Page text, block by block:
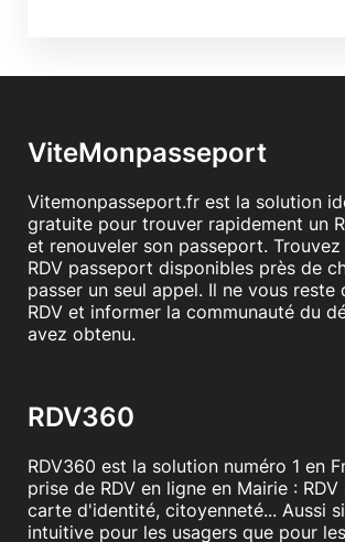
ViteMonpasseport
Vitemonpasseport.fr est la solution
gratuite pour trouver rapidement un
et renouveler son passeport.
RDV passeport disponibles près de
passer un seul appel. Il ne vous reste
RDV et informer la communauté du
avez obtenu.
RDV360
RDV360 est la solution numéro 1 en
prise de RDV en ligne en Mairie :
carte d'identité, citoyenneté... Aussi
intuitive pour les usagers que pour